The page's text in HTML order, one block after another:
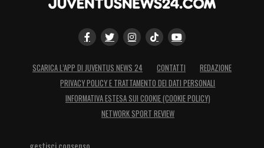
SCARICA L’APP DI JUVENTUS NEWS 24 CONTATTI
REDAZIONE
PRIVACY POLICY E TRATTAMENTO DEI DATI PERSONALI
INFORMATIVA ESTESA SUI COOKIE (COOKIE POLICY)
NETWORK SPORT REVIEW